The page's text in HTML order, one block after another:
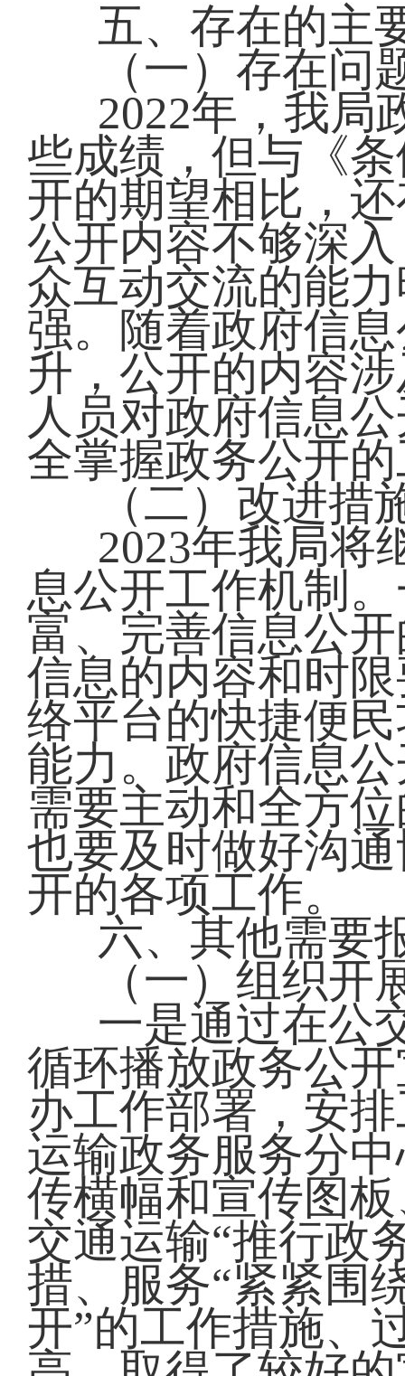
五、存在的主
（一）存在问
2022年，我局
些成绩，但与《
开的期望相比，
公开内容不够深
众互动交流的能
强。随着政府信
升，公开的内容
人员对政府信息
全掌握政务公开
（二）改进措
2023年我局将
息公开工作机制
富、完善信息公
信息的内容和时
络平台的快捷便
能力。政府信息
需要主动和全方
也要及时做好沟
开的各项工作。
六、其他需要
（一）组织开
一是通过在公
循环播放政务公
办工作部署，安
运输政务服务分
传横幅和宣传图
交通运输“推行政
措、服务“紧紧围
开”的工作措施、